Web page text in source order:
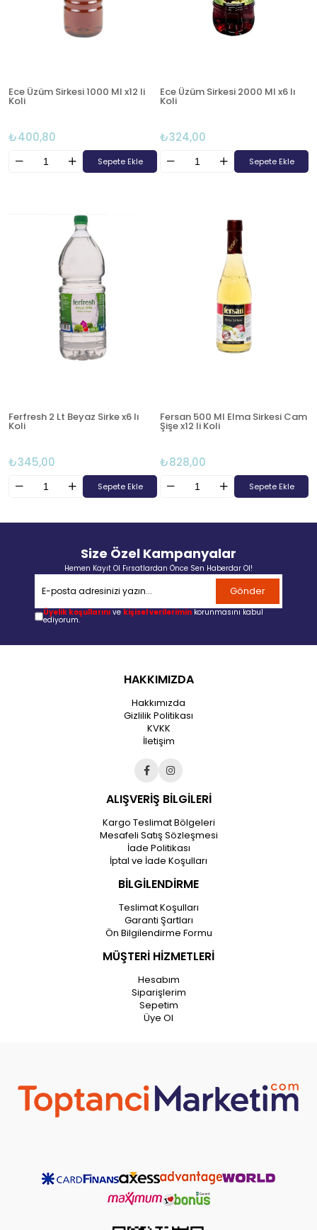
Ece Üzüm Sirkesi 1000 Ml x12 li
Koli
₺400,80
Sepete Ekle
Ece Üzüm Sirkesi 2000 Ml x6 lı
Koli
₺324,00
Sepete Ekle
Ferfresh 2 Lt Beyaz Sirke x6 lı
Koli
₺345,00
Sepete Ekle
Fersan 500 Ml Elma Sirkesi Cam
Şişe x12 li Koli
₺828,00
Sepete Ekle
Size Özel Kampanyalar
Hemen Kayıt Ol Fırsatlardan Önce Sen Haberdar Ol!
Gönder
Üyelik koşullarını ve kişisel verilerimin korunmasını kabul
ediyorum.
HAKKIMIZDA
Hakkımızda
Gizlilik Politikası
KVKK
İletişim
ALIŞVERİŞ BİLGİLERİ
Kargo Teslimat Bölgeleri
Mesafeli Satış Sözleşmesi
İade Politikası
İptal ve İade Koşulları
BİLGİLENDİRME
Teslimat Koşulları
Garanti Şartları
Ön Bilgilendirme Formu
MÜŞTERİ HİZMETLERİ
Hesabım
Siparişlerim
Sepetim
Üye Ol